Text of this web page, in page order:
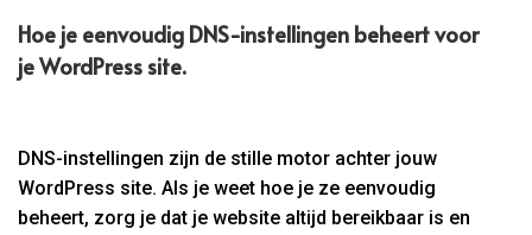
Hoe je eenvoudig DNS-instellingen beheert voor
je WordPress site.​
DNS-instellingen zijn de stille motor achter jouw
WordPress site. Als je weet hoe je ze eenvoudig
beheert, zorg je dat je website altijd bereikbaar is en